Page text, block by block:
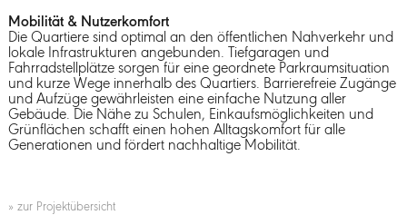
Mobilität & Nutzerkomfort
Die Quartiere sind optimal an den öffentlichen Nahverkehr und
lokale Infrastrukturen angebunden. Tiefgaragen und
Fahrradstellplätze sorgen für eine geordnete Parkraumsituation
und kurze Wege innerhalb des Quartiers. Barrierefreie Zugänge
und Aufzüge gewährleisten eine einfache Nutzung aller
Gebäude. Die Nähe zu Schulen, Einkaufsmöglichkeiten und
Grünflächen schafft einen hohen Alltagskomfort für alle
Generationen und fördert nachhaltige Mobilität.
» zur Projektübersicht